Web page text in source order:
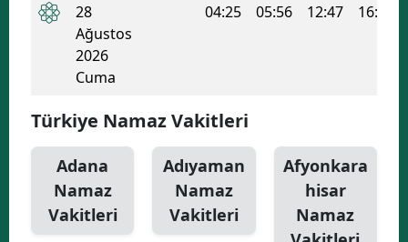
28
Ağustos
2026
Cuma
04:25 05:56 12:47 16:29
Türkiye Namaz Vakitleri
Adana
Namaz
Vakitleri
Adıyaman
Namaz
Vakitleri
Afyonkara
hisar
Namaz